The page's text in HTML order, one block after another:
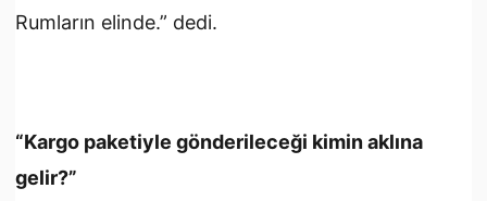
Rumların elinde.” dedi.
“Kargo paketiyle gönderileceği kimin aklına
gelir?”